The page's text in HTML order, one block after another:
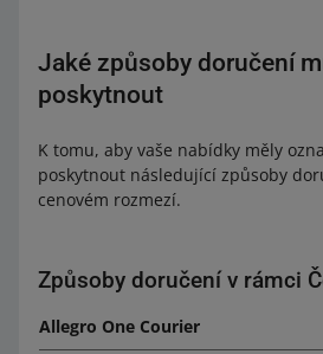
Jaké způsoby doručení
poskytnout
K tomu, aby vaše nabídky měly
poskytnout následující způsoby
cenovém rozmezí.
Způsoby doručení v rámci
Allegro One Courier